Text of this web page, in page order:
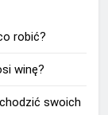
robić?
winę?
swoich